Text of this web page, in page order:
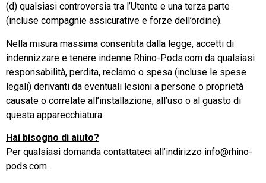
(d) qualsiasi controversia tra l’Utente e una terza parte
(incluse compagnie assicurative e forze dell’ordine).
Nella misura massima consentita dalla legge, accetti di
indennizzare e tenere indenne Rhino-Pods.com da qualsiasi
responsabilità, perdita, reclamo o spesa (incluse le spese
legali) derivanti da eventuali lesioni a persone o proprietà
causate o correlate all’installazione, all’uso o al guasto di
questa apparecchiatura.
Hai bisogno di aiuto?
Per qualsiasi domanda contattateci all’indirizzo info@rhino-
pods.com.